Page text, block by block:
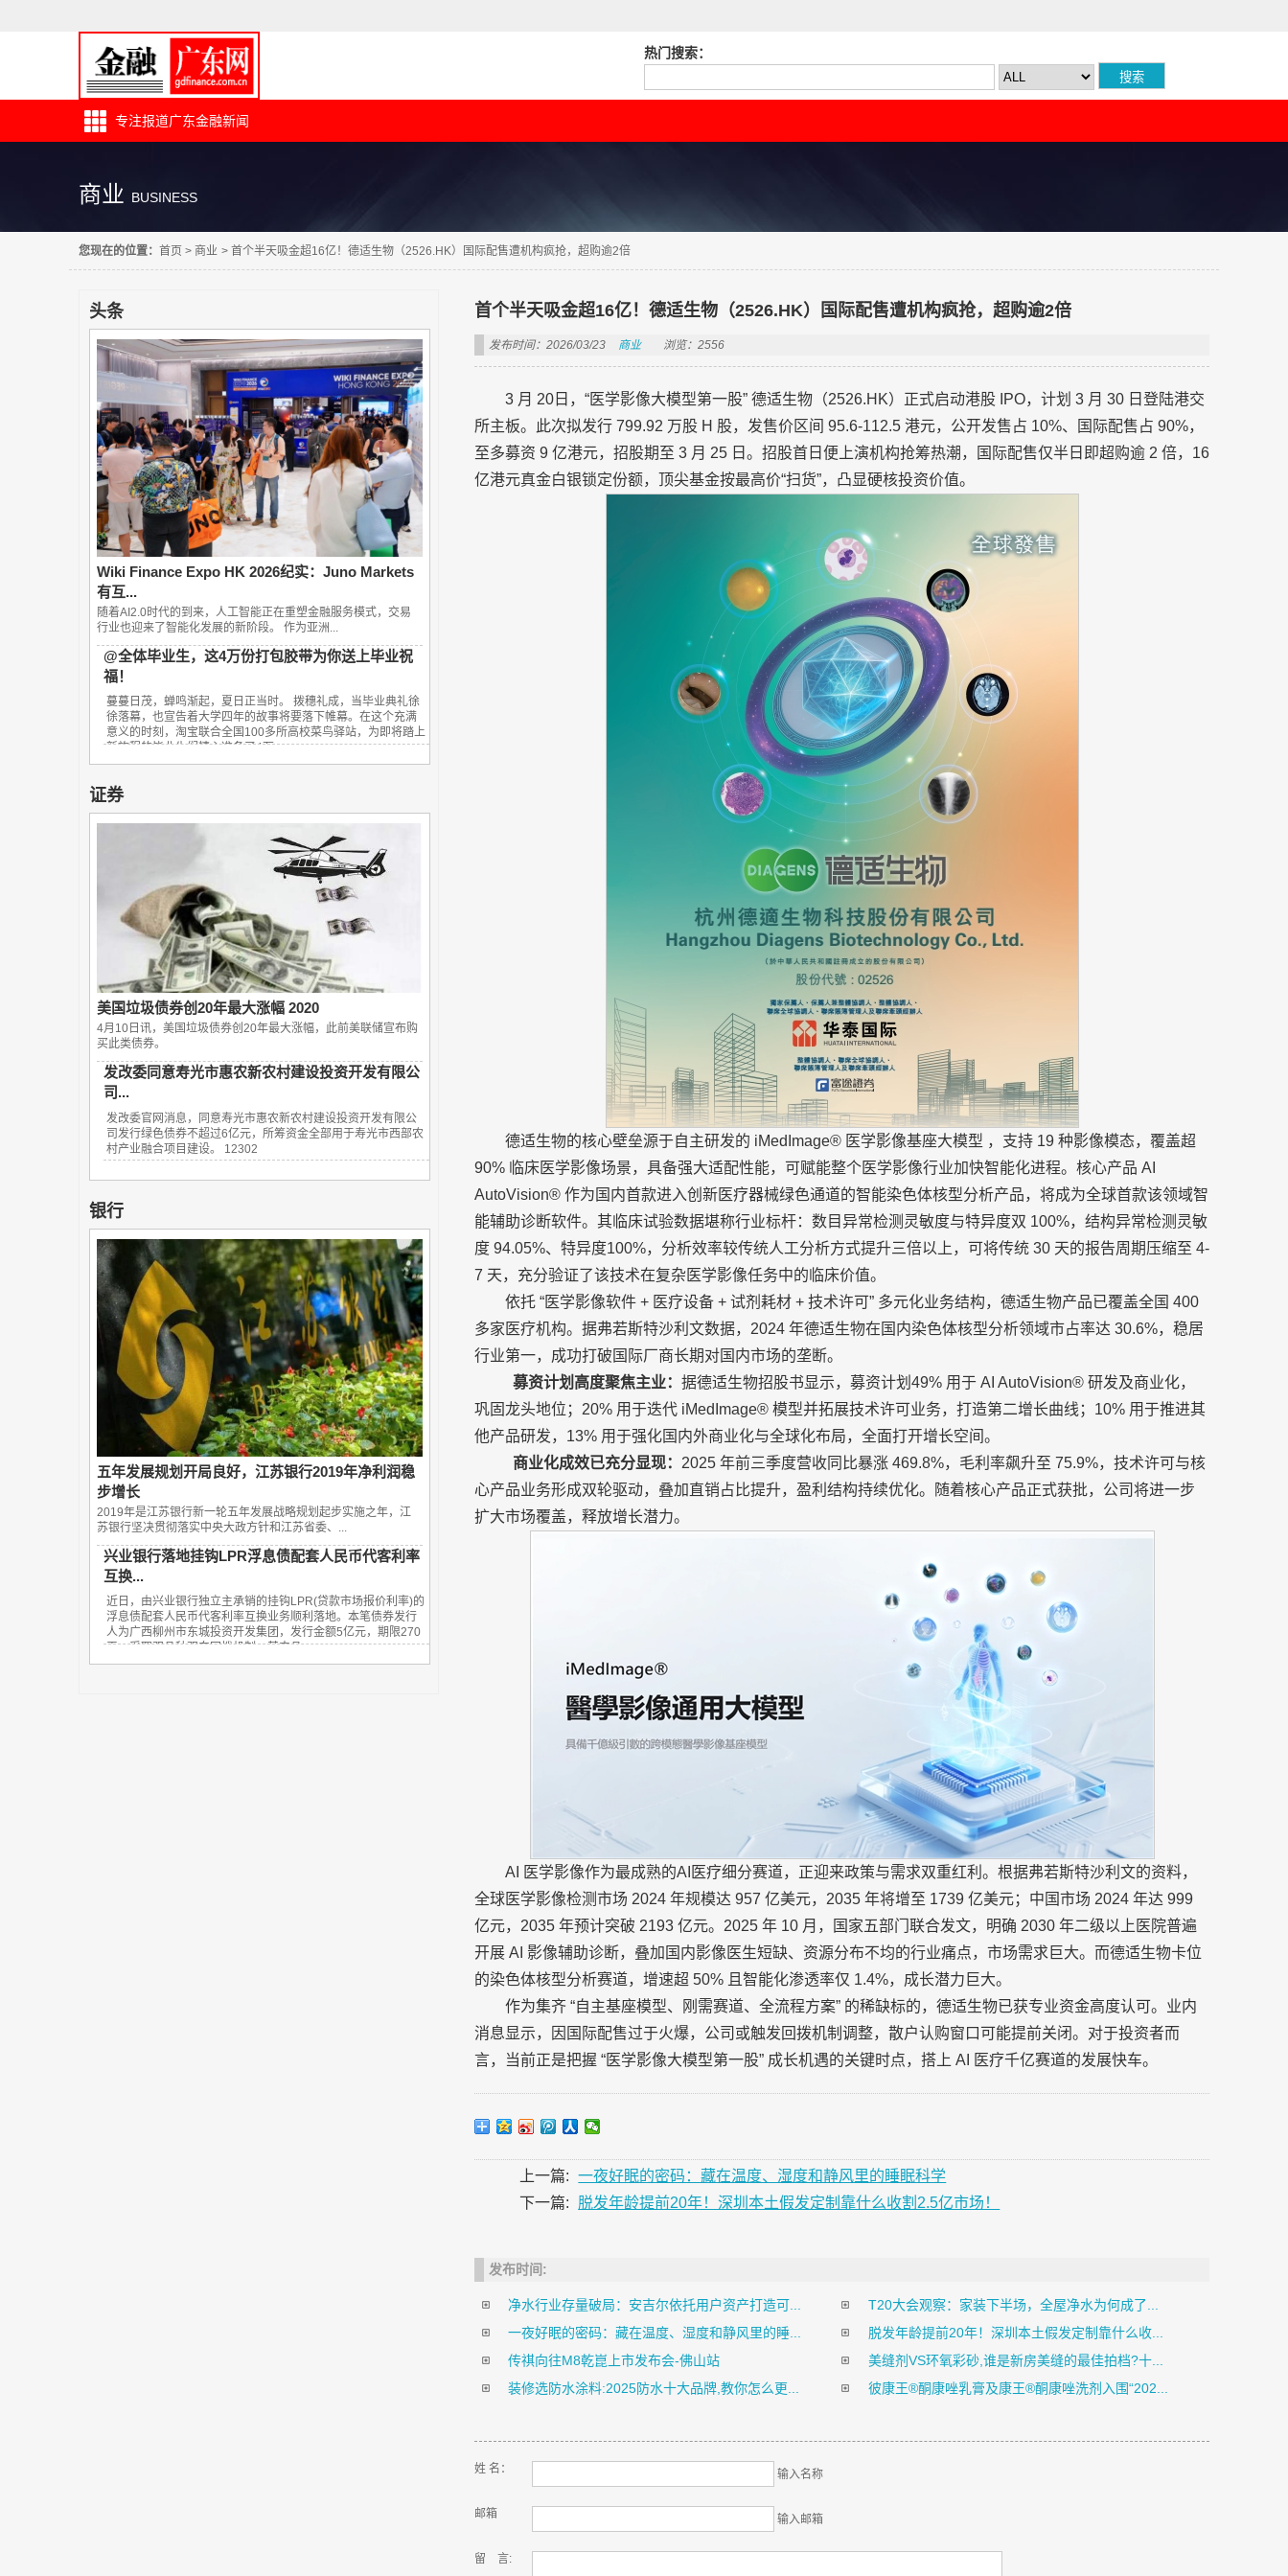
热门搜索：
专注报道广东金融新闻
商业 BUSINESS
您现在的位置： 首页 > 商业 > 首个半天吸金超16亿！德适生物（2526.HK）国际配售遭机构疯抢，超购逾2倍
头条
Wiki Finance Expo HK 2026纪实：Juno Markets
有互...
随着AI2.0时代的到来，人工智能正在重塑金融服务模式，交易
行业也迎来了智能化发展的新阶段。 作为亚洲...
@全体毕业生，这4万份打包胶带为你送上毕业祝
福！
蔓蔓日茂，蝉鸣渐起，夏日正当时。 拨穗礼成，当毕业典礼徐
徐落幕，也宣告着大学四年的故事将要落下帷幕。在这个充满
意义的时刻，淘宝联合全国100多所高校菜鸟驿站，为即将踏上
新旅程的毕业生们精心准备了4万...
证券
美国垃圾债券创20年最大涨幅 2020
4月10日讯，美国垃圾债券创20年最大涨幅，此前美联储宣布购
买此类债券。
发改委同意寿光市惠农新农村建设投资开发有限公
司...
发改委官网消息，同意寿光市惠农新农村建设投资开发有限公
司发行绿色债券不超过6亿元，所筹资金全部用于寿光市西部农
村产业融合项目建设。 12302
银行
五年发展规划开局良好，江苏银行2019年净利润稳
步增长
2019年是江苏银行新一轮五年发展战略规划起步实施之年，江
苏银行坚决贯彻落实中央大政方针和江苏省委、...
兴业银行落地挂钩LPR浮息债配套人民币代客利率
互换...
近日，由兴业银行独立主承销的挂钩LPR(贷款市场报价利率)的
浮息债配套人民币代客利率互换业务顺利落地。本笔债券发行
人为广西柳州市东城投资开发集团，发行金额5亿元，期限270
天，采取双品种双向回拨机制，其中品...
首个半天吸金超16亿！德适生物（2526.HK）国际配售遭机构疯抢，超购逾2倍
发布时间：2026/03/23 商业 浏览：2556
3 月 20日，“医学影像大模型第一股” 德适生物（2526.HK）正式启动港股 IPO，计划 3 月 30 日登陆港交
所主板。此次拟发行 799.92 万股 H 股，发售价区间 95.6-112.5 港元，公开发售占 10%、国际配售占 90%，
至多募资 9 亿港元，招股期至 3 月 25 日。招股首日便上演机构抢筹热潮，国际配售仅半日即超购逾 2 倍，16
亿港元真金白银锁定份额，顶尖基金按最高价“扫货”，凸显硬核投资价值。
德适生物的核心壁垒源于自主研发的 iMedImage® 医学影像基座大模型 ，支持 19 种影像模态，覆盖超
90% 临床医学影像场景，具备强大适配性能，可赋能整个医学影像行业加快智能化进程。核心产品 AI
AutoVision® 作为国内首款进入创新医疗器械绿色通道的智能染色体核型分析产品，将成为全球首款该领域智
能辅助诊断软件。其临床试验数据堪称行业标杆：数目异常检测灵敏度与特异度双 100%，结构异常检测灵敏
度 94.05%、特异度100%，分析效率较传统人工分析方式提升三倍以上，可将传统 30 天的报告周期压缩至 4-
7 天，充分验证了该技术在复杂医学影像任务中的临床价值。
依托 “医学影像软件 + 医疗设备 + 试剂耗材 + 技术许可” 多元化业务结构，德适生物产品已覆盖全国 400
多家医疗机构。据弗若斯特沙利文数据，2024 年德适生物在国内染色体核型分析领域市占率达 30.6%，稳居
行业第一，成功打破国际厂商长期对国内市场的垄断。
募资计划高度聚焦主业： 据德适生物招股书显示，募资计划49% 用于 AI AutoVision® 研发及商业化，
巩固龙头地位；20% 用于迭代 iMedImage® 模型并拓展技术许可业务，打造第二增长曲线；10% 用于推进其
他产品研发，13% 用于强化国内外商业化与全球化布局，全面打开增长空间。
商业化成效已充分显现： 2025 年前三季度营收同比暴涨 469.8%，毛利率飙升至 75.9%，技术许可与核
心产品业务形成双轮驱动，叠加直销占比提升，盈利结构持续优化。随着核心产品正式获批，公司将进一步
扩大市场覆盖，释放增长潜力。
AI 医学影像作为最成熟的AI医疗细分赛道，正迎来政策与需求双重红利。根据弗若斯特沙利文的资料，
全球医学影像检测市场 2024 年规模达 957 亿美元，2035 年将增至 1739 亿美元；中国市场 2024 年达 999
亿元，2035 年预计突破 2193 亿元。2025 年 10 月，国家五部门联合发文，明确 2030 年二级以上医院普遍
开展 AI 影像辅助诊断，叠加国内影像医生短缺、资源分布不均的行业痛点，市场需求巨大。而德适生物卡位
的染色体核型分析赛道，增速超 50% 且智能化渗透率仅 1.4%，成长潜力巨大。
作为集齐 “自主基座模型、刚需赛道、全流程方案” 的稀缺标的，德适生物已获专业资金高度认可。业内
消息显示，因国际配售过于火爆，公司或触发回拨机制调整，散户认购窗口可能提前关闭。对于投资者而
言，当前正是把握 “医学影像大模型第一股” 成长机遇的关键时点，搭上 AI 医疗千亿赛道的发展快车。
上一篇:
一夜好眠的密码：藏在温度、湿度和静风里的睡眠科学
下一篇:
脱发年龄提前20年！深圳本土假发定制靠什么收割2.5亿市场！
发布时间:
净水行业存量破局：安吉尔依托用户资产打造可...
T20大会观察：家装下半场，全屋净水为何成了...
一夜好眠的密码：藏在温度、湿度和静风里的睡...
脱发年龄提前20年！深圳本土假发定制靠什么收...
传祺向往M8乾崑上市发布会-佛山站
美缝剂VS环氧彩砂,谁是新房美缝的最佳拍档?十...
装修选防水涂料:2025防水十大品牌,教你怎么更...
彼康王®酮康唑乳膏及康王®酮康唑洗剂入围“202...
姓 名： 输入名称
邮箱 输入邮箱
留 言: